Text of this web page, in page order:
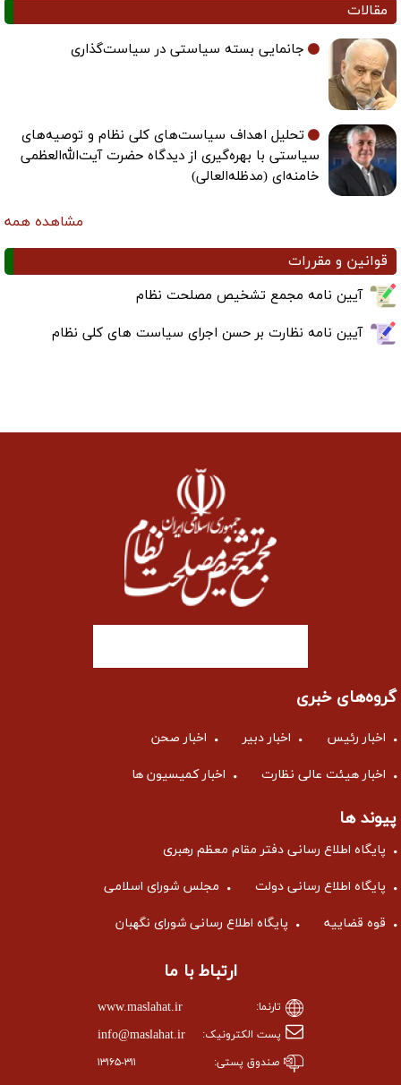
مقالات
جانمایی بسته سیاستی در سیاست‌گذاری
تحلیل اهداف سیاست‌های کلی نظام و توصیه‌های
سیاستی با بهره‌گیری از دیدگاه حضرت آیت‌الله‌العظمی
خامنه‌ای (مدظله‌العالی)
مشاهده همه
قوانین و مقررات
آیین نامه مجمع تشخیص مصلحت نظام
آیین نامه نظارت بر حسن اجرای سیاست های کلی نظام
گروه‌های خبری
اخبار رئیس اخبار دبیر اخبار صحن
اخبار هیئت عالی نظارت اخبار کمیسیون ها
پیوند ها
پایگاه اطلاع رسانی دفتر مقام معظم رهبری
پایگاه اطلاع رسانی دولت مجلس شورای اسلامی
قوه قضاییه پایگاه اطلاع رسانی شورای نگهبان
ارتباط با ما
تارنما: www.maslahat.ir
پست الکترونیک: info@maslahat.ir
صندوق پستی: ۱۳۱۶۵-۳۱۱